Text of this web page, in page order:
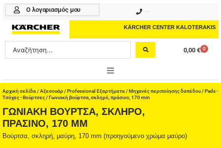
Μετάβαση
περιεχόμενο
Ο λογαριασμός μου
KÄRCHER CENTER KALOTERAKIS
Search
...
0,00 € 0
Cart
ONLINE SHOP
HOME & GARDEN
PROFESSIONAL
Αρχική σελίδα /Αξεσουάρ/Professional Εξαρτήματα /Μηχανές περιποίησης δαπέδου/Pads -
Τσόχες - Βούρτσες/ Γωνιακή βούρτσα, σκληρό, πράσινο, 170 mm
ΓΩΝΙΑΚΉ ΒΟΎΡΤΣΑ, ΣΚΛΗΡΌ,
ΠΡΆΣΙΝΟ, 170 MM
Βούρτσα, σκληρή, μαύρη, 170 mm (προηγούμενο χρώμα μαύρο)